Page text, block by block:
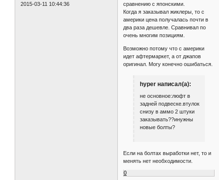
2015-03-11 10:44:36
сравнению с японскими.
Когда я заказывал жиклеры, то с
америки цена получалась почти в
два раза дешевле. Сравнивал по
очень многим позициям.
Возможно потому что с америки
идет афтермаркет, а от джапов
оригинал. Могу конечно ошибаться.
hyper написал(а):
не основное:люфт в
задней подвеске.втулок
снизу в аммо 2 штуки
заказывать??инужны
новые болты?
Если на болтах выработки нет, то и
менять нет необходимости.
0